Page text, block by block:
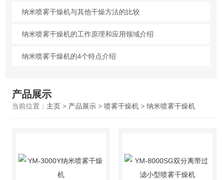
纳米喷雾干燥机与其他干燥方法的比较
纳米喷雾干燥机的工作原理和应用领域介绍
纳米喷雾干燥机的4个特点介绍
产品展示
当前位置： 主页> 产品展示> 喷雾干燥机> 纳米喷雾干燥机